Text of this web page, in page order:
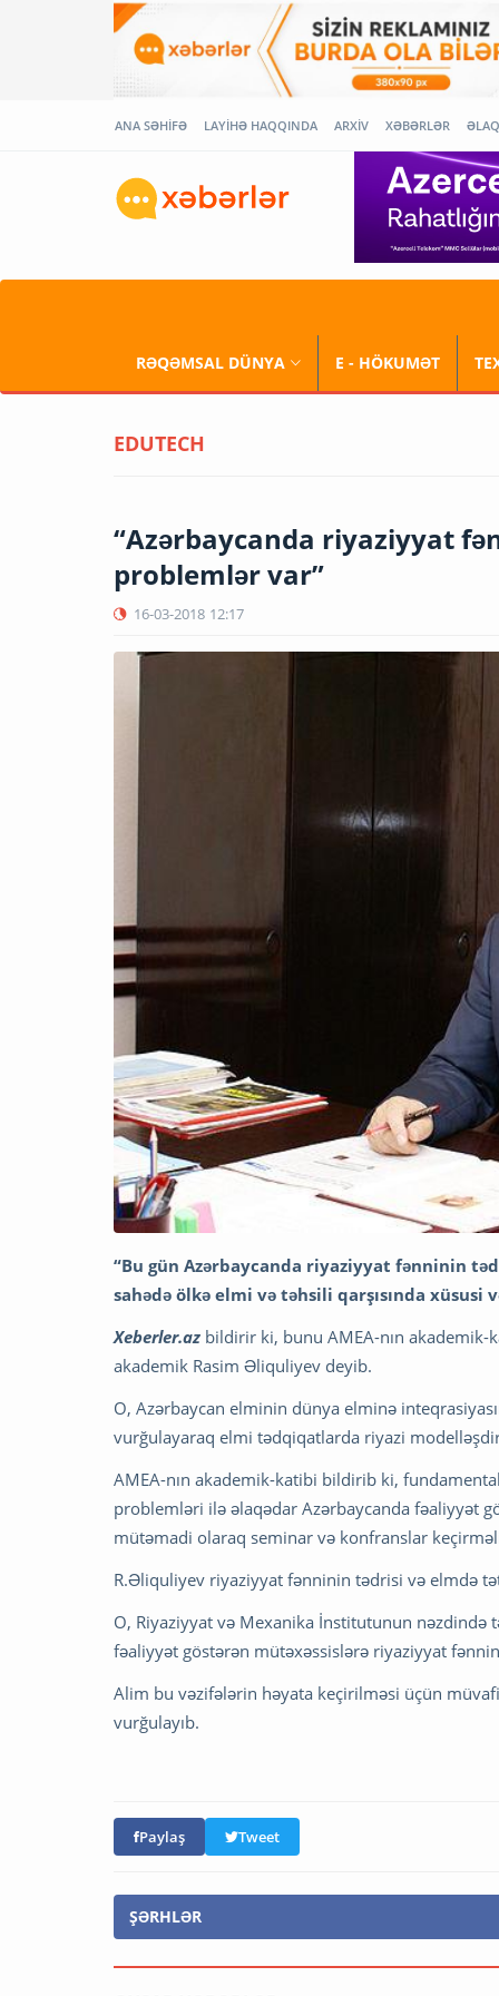
ANA SƏHİFƏ LAYİHƏ HAQQINDA ARXİV XƏBƏRLƏR
RƏQƏMSAL DÜNYA E - HÖKUMƏT
EDUTECH
“Azərbaycanda riyaziyyat
problemlər var”
16-03-2018 12:17
“Bu gün Azərbaycanda riyaziyyat fənninin
sahədə ölkə elmi və təhsili qarşısında xüsusi
Xeberler.az bildirir ki, bunu AMEA-nın
akademik Rasim Əliquliyev deyib.
O, Azərbaycan elminin dünya elminə
vurğulayaraq elmi tədqiqatlarda riyazi
AMEA-nın akademik-katibi bildirib ki,
problemləri ilə əlaqədar Azərbaycanda fəaliyyət
mütəmadi olaraq seminar və konfranslar
R.Əliquliyev riyaziyyat fənninin tədrisi və elmdə
O, Riyaziyyat və Mexanika İnstitutunun
fəaliyyət göstərən mütəxəssislərə riyaziyyat
Alim bu vəzifələrin həyata keçirilməsi üçün
vurğulayıb.
Paylaş Tweet
ŞƏRHLƏR